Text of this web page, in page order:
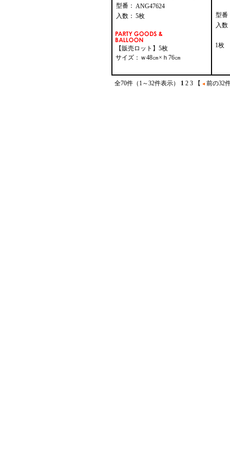
型番： ANG47624
入数： 5枚
【販売ロット】5枚
サイズ：ｗ48㎝×ｈ76㎝
型番
入数
1枚
全70件（1～32件表示） 1 2 3 【 前の32